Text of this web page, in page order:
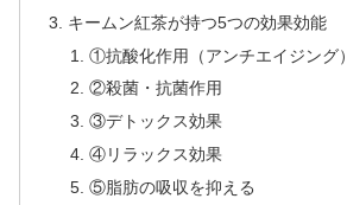
キームン紅茶が持つ5つの効果効能
①抗酸化作用（アンチエイジング）
②殺菌・抗菌作用
③デトックス効果
④リラックス効果
⑤脂肪の吸収を抑える